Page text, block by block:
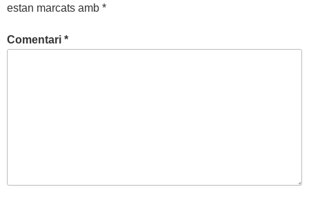
estan marcats amb *
Comentari *